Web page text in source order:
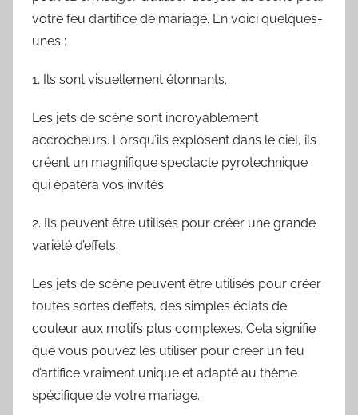
votre feu d’artifice de mariage. En voici quelques-
unes :
1. Ils sont visuellement étonnants.
Les jets de scène sont incroyablement
accrocheurs. Lorsqu’ils explosent dans le ciel, ils
créent un magnifique spectacle pyrotechnique
qui épatera vos invités.
2. Ils peuvent être utilisés pour créer une grande
variété d’effets.
Les jets de scène peuvent être utilisés pour créer
toutes sortes d’effets, des simples éclats de
couleur aux motifs plus complexes. Cela signifie
que vous pouvez les utiliser pour créer un feu
d’artifice vraiment unique et adapté au thème
spécifique de votre mariage.